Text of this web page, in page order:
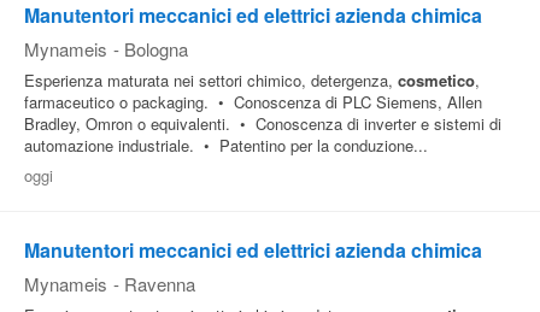
Manutentori meccanici ed elettrici azienda chimica
Mynameis - Bologna
Esperienza maturata nei settori chimico, detergenza, cosmetico,
farmaceutico o packaging. • Conoscenza di PLC Siemens, Allen
Bradley, Omron o equivalenti. • Conoscenza di inverter e sistemi di
automazione industriale. • Patentino per la conduzione...
oggi
Manutentori meccanici ed elettrici azienda chimica
Mynameis - Ravenna